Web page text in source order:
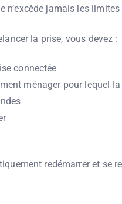
n’excède jamais les
la prise, vous devez :
connectée
ménager pour lequel
redémarrer et se